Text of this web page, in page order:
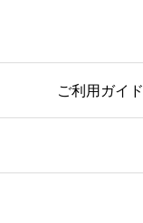
ご利用ガイド